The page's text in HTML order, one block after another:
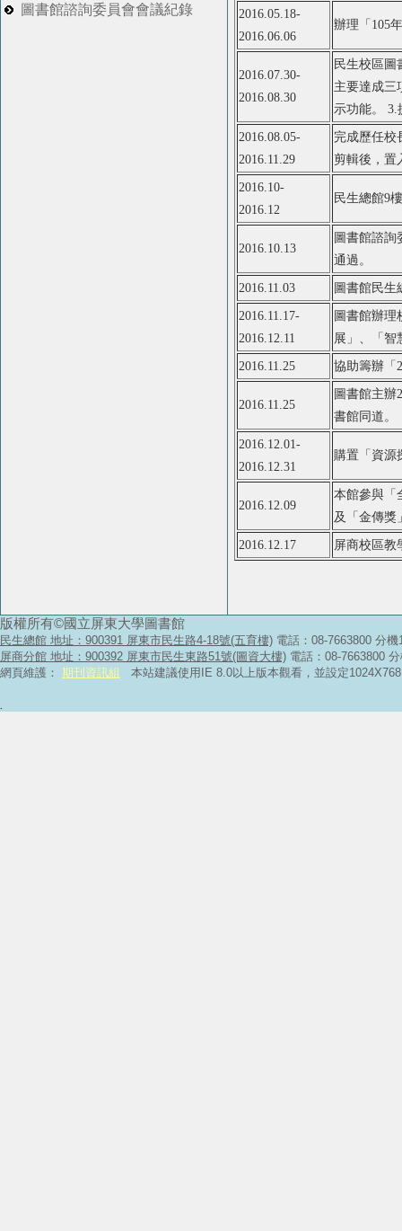
圖書館諮詢委員會會議紀錄
2016.05.18-
2016.06.06
辦理「105
2016.07.30-
2016.08.30
民生校區圖
主要達成三
示功能。 3.
2016.08.05-
2016.11.29
完成歷任校
剪輯後，置
2016.10-
2016.12
民生總館9
2016.10.13
圖書館諮詢
通過。
2016.11.03 圖書館民生
2016.11.17-
2016.12.11
圖書館辦理
展」、「智
2016.11.25 協助籌辦「
2016.11.25
圖書館主辦
書館同道。
2016.12.01-
2016.12.31
購置「資源
2016.12.09
本館參與「
及「金傳獎
2016.12.17 屏商校區教
版權所有©國立屏東大學圖書館
民生總館 地址：900391 屏東市民生路4-18號(五育樓) 電話：08-7663800 分
屏商分館 地址：900392 屏東市民生東路51號(圖資大樓) 電話：08-7663800
網頁維護： 期刊資訊組 本站建議使用IE 8.0以上版本觀看，並設定